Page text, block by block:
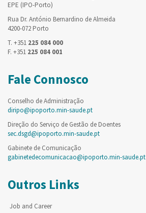
EPE (IPO-Porto)
Rua Dr. António Bernardino de Almeida
4200-072 Porto
T. +351 225 084 000
F. +351 225 084 001
Fale Connosco
Conselho de Administração
diripo@ipoporto.min-saude.pt
Direção do Serviço de Gestão de Doentes
sec.dsgd@ipoporto.min-saude.pt
Gabinete de Comunicação
gabinetedecomunicacao@ipoporto.min-saude.pt
Outros Links
Job and Career